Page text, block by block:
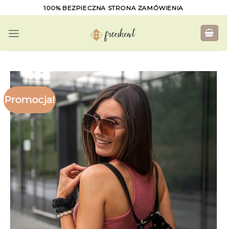
to
content
100% BEZPIECZNA STRONA ZAMÓWIENIA
Promocja!